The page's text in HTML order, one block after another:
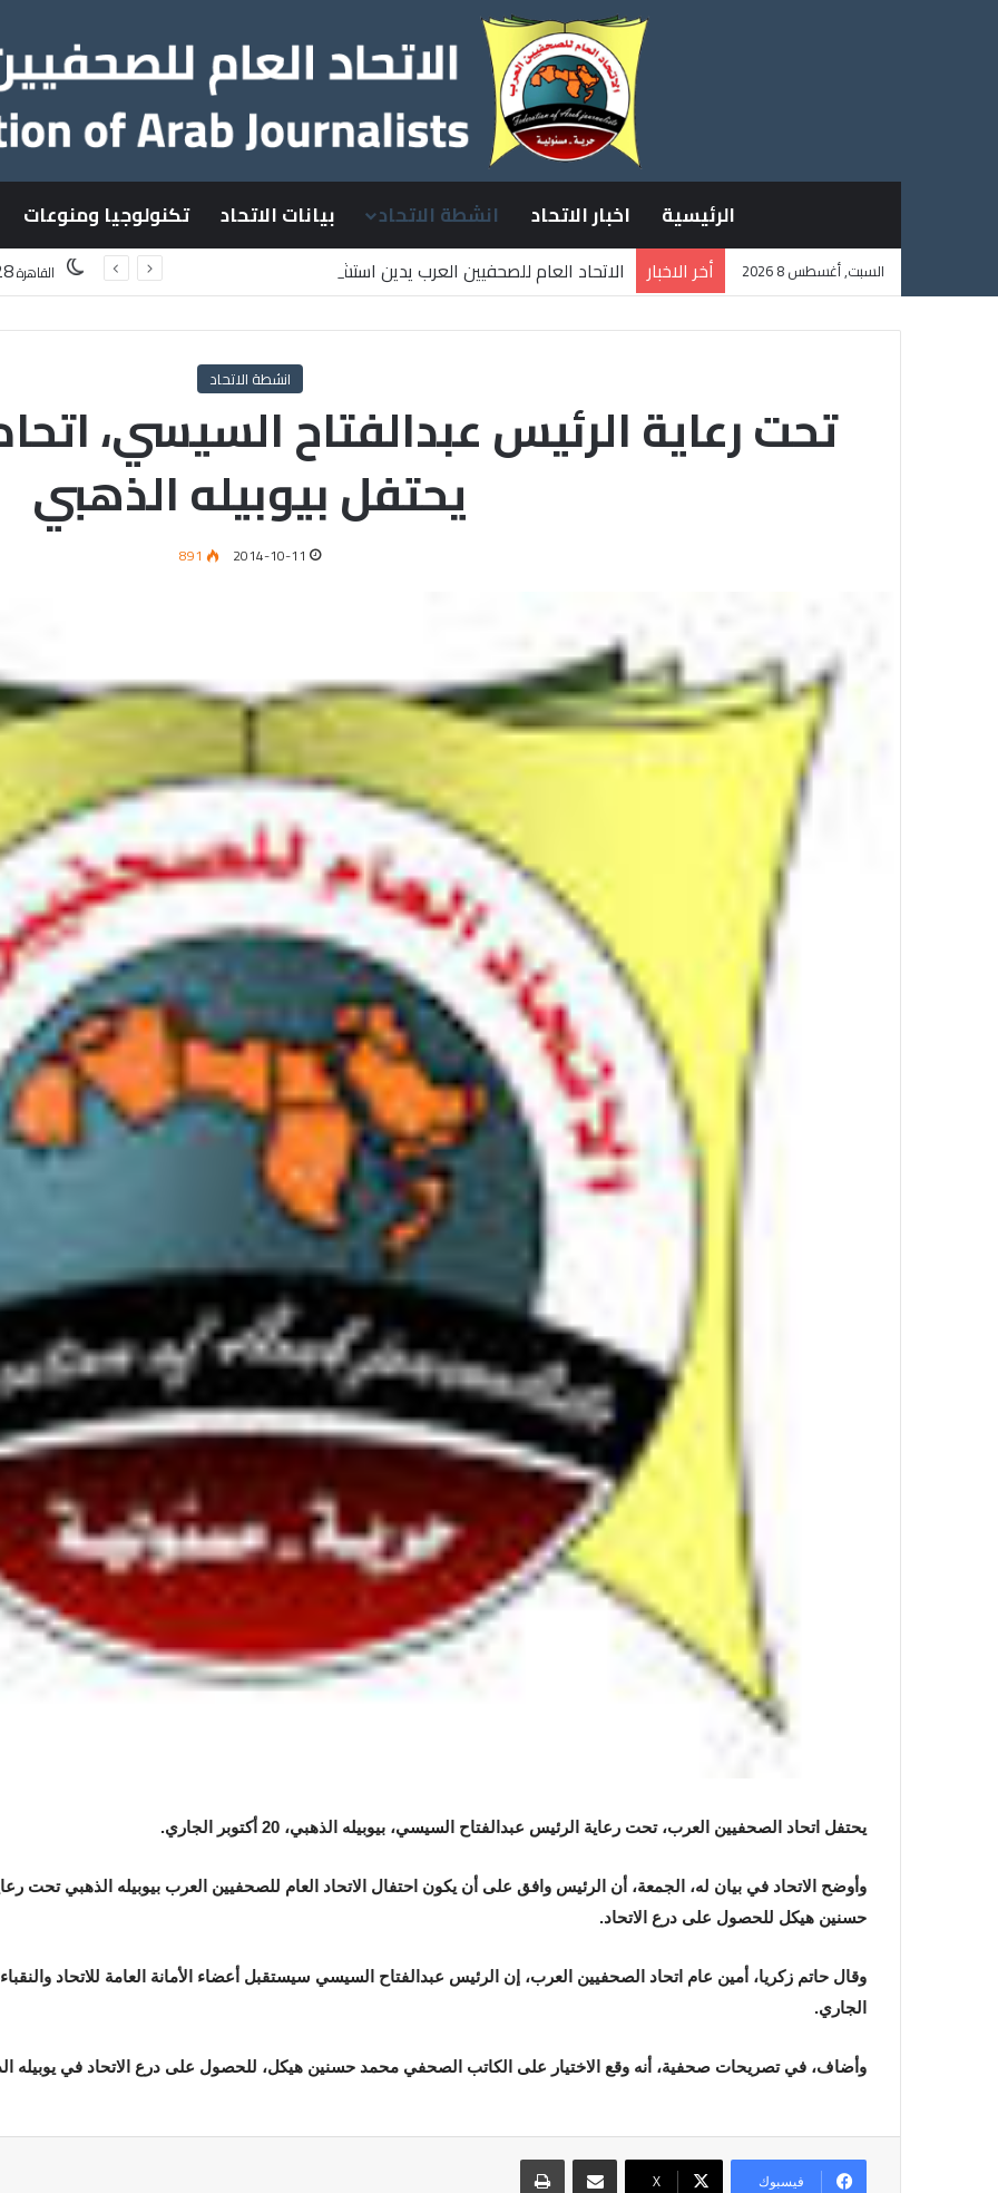
الرئيسية اخبار الاتحاد انشطة الاتحاد بيانات الاتحاد تكنولوجيا ومنوعات
السبت, أغسطس 8 2026 أخر الاخبار
الاتحاد العام للصحفيين العرب يدين استشهاد
القاهرة
انشطة الاتحاد
تحت رعاية الرئيس عبدالفتاح السيسي،
يحتفل بيوبيله الذهبي
2014-10-11
891
يحتفل اتحاد الصحفيين العرب، تحت رعاية الرئيس عبدالفتاح السيسي، بيوبيله الذهبي، 20 أكتوبر الجاري.
وأوضح الاتحاد في بيان له، الجمعة، أن الرئيس وافق على أن يكون احتفال الاتحاد العام للصحفيين العرب بيوبيله الذهبي تحت
حسنين هيكل للحصول على درع الاتحاد.
الجاري.
وأضاف، في تصريحات صحفية، أنه وقع الاختيار على الكاتب الصحفي محمد حسنين هيكل، للحصول على درع الاتحاد في يوبيله
فيسبوك X
مشاركة عبر البريد طباعة